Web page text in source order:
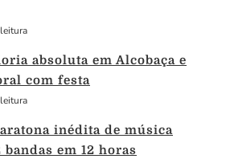
absoluta em Alcobaça e
com festa
inédita de música
em 12 horas